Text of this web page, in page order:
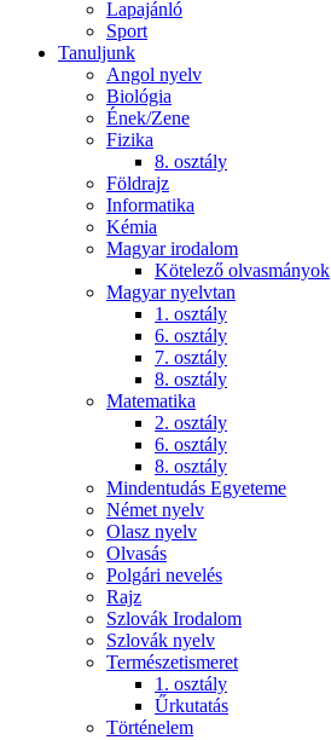
Lapajánló
Sport
Tanuljunk
Angol nyelv
Biológia
Ének/Zene
Fizika
8. osztály
Földrajz
Informatika
Kémia
Magyar irodalom
Kötelező olvasmányok
Magyar nyelvtan
1. osztály
6. osztály
7. osztály
8. osztály
Matematika
2. osztály
6. osztály
8. osztály
Mindentudás Egyeteme
Német nyelv
Olasz nyelv
Olvasás
Polgári nevelés
Rajz
Szlovák Irodalom
Szlovák nyelv
Természetismeret
1. osztály
Űrkutatás
Történelem